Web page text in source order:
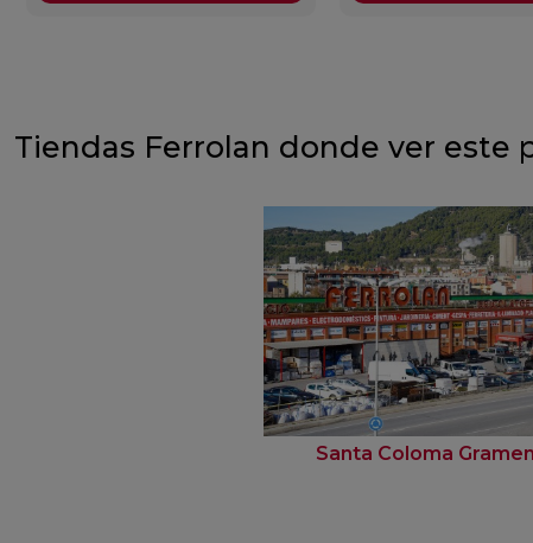
Tiendas Ferrolan donde ver este
Santa Coloma